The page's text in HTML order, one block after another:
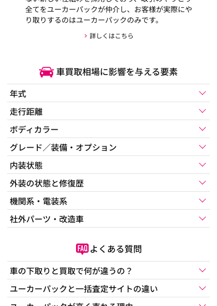
全てをユーカーパックが仲介し、お客様が実際にや
り取りするのはユーカーパックのみです。
詳しくはこちら
車買取相場に影響を与える要素
年式
走行距離
ボディカラー
グレード／装備・オプション
内装状態
外装の状態と修復歴
機関系・電装系
社外パーツ・改造車
よくある質問
車の下取りと買取で何が違うの？
ユーカーパックと一括査定サイトの違い